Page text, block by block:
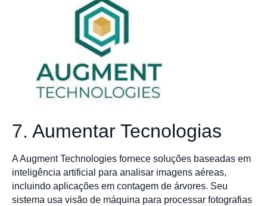
7. Aumentar Tecnologias
A Augment Technologies fornece soluções baseadas em
inteligência artificial para analisar imagens aéreas,
incluindo aplicações em contagem de árvores. Seu
sistema usa visão de máquina para processar fotografias